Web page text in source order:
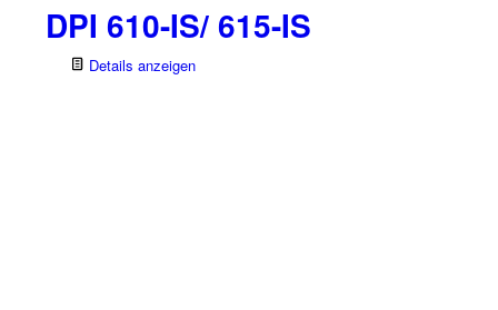
DPI 610-IS/ 615-IS
Details anzeigen